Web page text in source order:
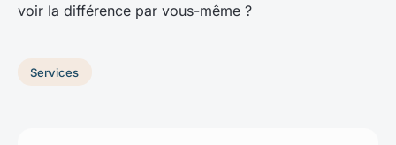
voir la différence par vous-même ?
Services